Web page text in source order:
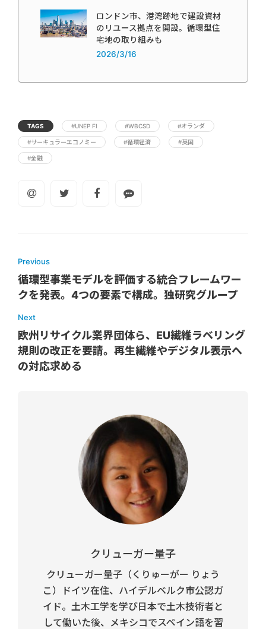
ロンドン市、港湾跡地で建設資材
のリユース拠点を開設。循環型住
宅地の取り組みも
2026/3/16
TAGS #UNEP FI #WBCSD #オランダ
#サーキュラーエコノミー #循環経済 #英国
#金融
Previous
循環型事業モデルを評価する統合フレームワー
クを発表。4つの要素で構成。独研究グループ
Next
欧州リサイクル業界団体ら、EU繊維ラベリング
規則の改正を要請。再生繊維やデジタル表示へ
の対応求める
クリューガー量子
クリューガー量子（くりゅーがー りょう
こ）ドイツ在住、ハイデルベルク市公認ガ
イド。土木工学を学び日本で土木技術者と
して働いた後、メキシコでスペイン語を習